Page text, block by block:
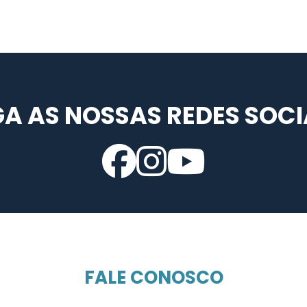
AS NOSSAS REDES
FALE CONOSCO